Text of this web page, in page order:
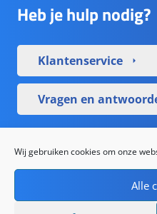
Wij gebruiken cookies om onze
Alle
Heb je hulp nodig?
Klantenservice arrow_right
Vragen en
Sociale media